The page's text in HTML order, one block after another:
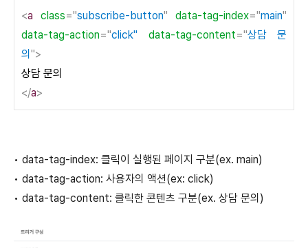
<a class="subscribe-button" data-tag-index="main"
data-tag-action="click" data-tag-content="상담 문
의 ">
상담 문의
</a>
• data-tag-index: 클릭이 실행된 페이지 구분(ex. main)
• data-tag-action: 사용자의 액션(ex: click)
• data-tag-content: 클릭한 콘텐츠 구분(ex. 상담 문의)